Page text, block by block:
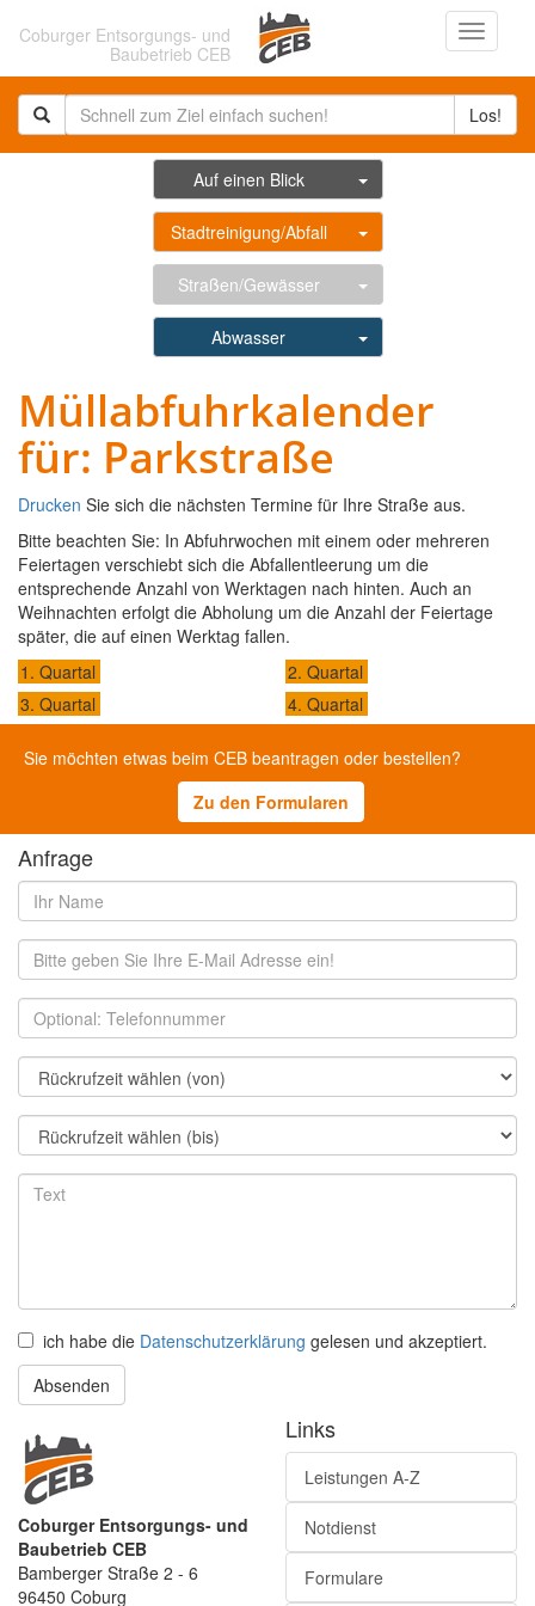
Coburger Entsorgungs- und
Baubetrieb CEB
ein-/
Los!
Auf einen Blick
Stadtreinigung/Abfall
Straßen/Gewässer
Abwasser
Müllabfuhrkalender
für: Parkstraße
Drucken Sie sich die nächsten Termine für Ihre Straße aus.
Bitte beachten Sie: In Abfuhrwochen mit einem oder mehreren
Feiertagen verschiebt sich die Abfallentleerung um die
entsprechende Anzahl von Werktagen nach hinten. Auch an
Weihnachten erfolgt die Abholung um die Anzahl der Feiertage
später, die auf einen Werktag fallen.
1. Quartal
2. Quartal
3. Quartal
4. Quartal
Sie möchten etwas beim CEB beantragen oder bestellen?
Zu den Formularen
Anfrage
ich habe die Datenschutzerklärung gelesen und akzeptiert.
Absenden
Coburger Entsorgungs- und
Baubetrieb CEB
Bamberger Straße 2 - 6
96450 Coburg
Links
Leistungen A-Z
Notdienst
Formulare